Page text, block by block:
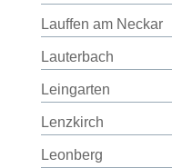
Lauffen am Neckar
Lauterbach
Leingarten
Lenzkirch
Leonberg